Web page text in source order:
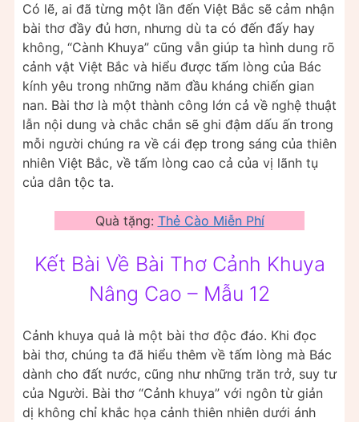
Có lẽ, ai đã từng một lần đến Việt Bắc sẽ cảm nhận
bài thơ đầy đủ hơn, nhưng dù ta có đến đấy hay
không, “Cành Khuya” cũng vẫn giúp ta hình dung rõ
cảnh vật Việt Bắc và hiểu được tấm lòng của Bác
kính yêu trong những năm đầu kháng chiến gian
nan. Bài thơ là một thành công lớn cả về nghệ thuật
lẫn nội dung và chắc chắn sẽ ghi đậm dấu ấn trong
mỗi người chúng ra về cái đẹp trong sáng của thiên
nhiên Việt Bắc, về tấm lòng cao cả của vị lãnh tụ
của dân tộc ta.
Quà tặng: Thẻ Cào Miễn Phí
Kết Bài Về Bài Thơ Cảnh Khuya
Nâng Cao – Mẫu 12
Cảnh khuya quả là một bài thơ độc đáo. Khi đọc
bài thơ, chúng ta đã hiểu thêm về tấm lòng mà Bác
dành cho đất nước, cũng như những trăn trở, suy tư
của Người. Bài thơ “Cảnh khuya” với ngôn từ giản
dị không chỉ khắc họa cảnh thiên nhiên dưới ánh